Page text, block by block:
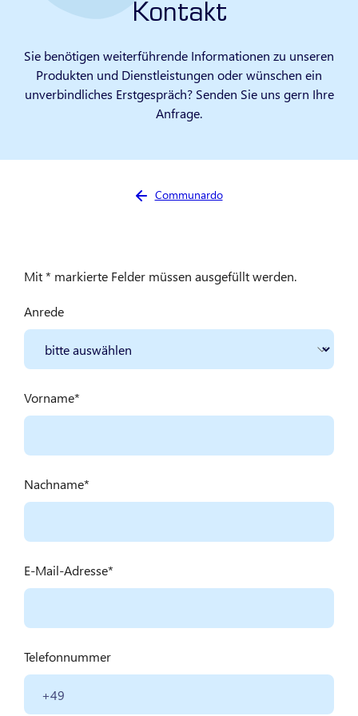
Kontakt
Sie benötigen weiterführende Informationen zu unseren
Produkten und Dienstleistungen oder wünschen ein
unverbindliches Erstgespräch? Senden Sie uns gern Ihre
Anfrage.
Sie sind hier:
Communardo
Mit * markierte Felder müssen ausgefüllt werden.
Anrede
Vorname
Nachname
E-Mail-Adresse
Telefonnummer